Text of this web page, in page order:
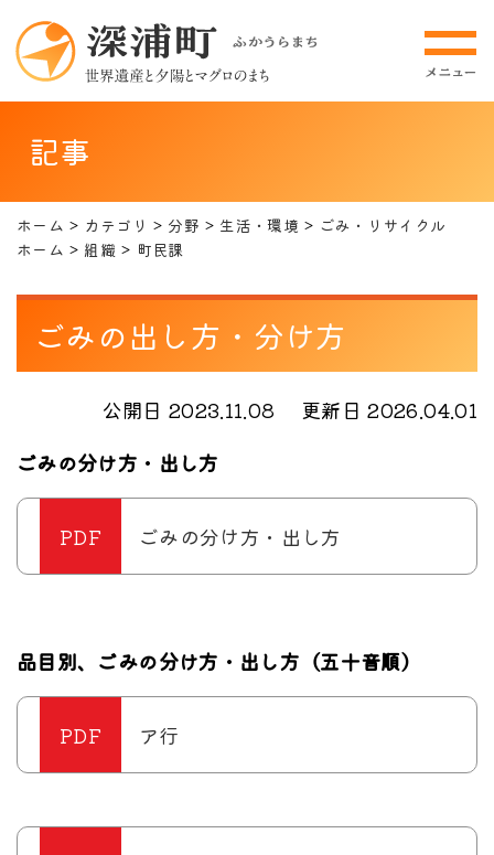
記事
ホーム カテゴリ 分野 生活・環境
ごみ・リサイクル
ホーム
組織 町民課
ごみの出し方・分け方
公開日 2023.11.08
更新日 2026.04.01
ごみの分け方・出し方
ごみの分け方・出し方
品目別、ごみの分け方・出し方（五十音順）
ア行